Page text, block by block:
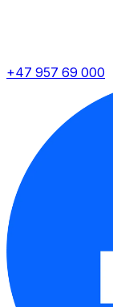
+47 957 69 000